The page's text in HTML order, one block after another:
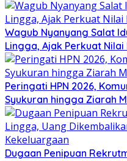
Wagub Nyanyang Salat
Lingga, Ajak Perkuat
Peringati HPN 2026,
Syukuran hingga Ziarah
Dugaan Penipuan